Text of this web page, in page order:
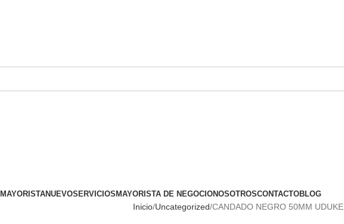
MAYORISTANUEVOSERVICIOS MAYORISTA DE NEGOCIONOSOTROSCONTACTOBLOG
Inicio Uncategorized CANDADO NEGRO 50MM UDUKE